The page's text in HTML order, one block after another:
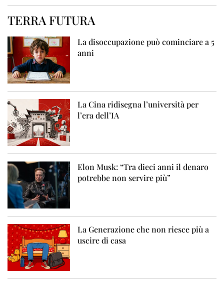
TERRA FUTURA
La disoccupazione può cominciare a 5
anni
La Cina ridisegna l’università per
l’era dell’IA
Elon Musk: “Tra dieci anni il denaro
potrebbe non servire più”
La Generazione che non riesce più a
uscire di casa